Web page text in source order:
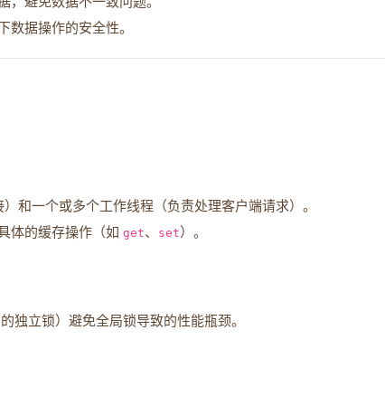
数据操作的安全性。
和一个或多个工作线程（负责处理客户端请求）。
体的缓存操作（如 get、 set）。
独立锁）避免全局锁导致的性能瓶颈。